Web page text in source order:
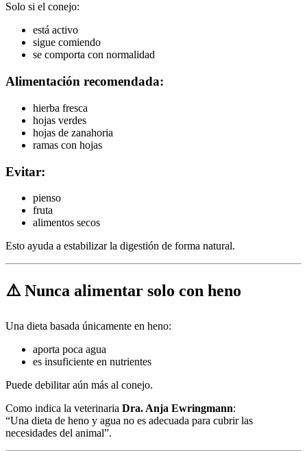
Solo si el conejo:
está activo
sigue comiendo
se comporta con normalidad
Alimentación recomendada:
hierba fresca
hojas verdes
hojas de zanahoria
ramas con hojas
Evitar:
pienso
fruta
alimentos secos
Esto ayuda a estabilizar la digestión de forma natural.
⚠️ Nunca alimentar solo con heno
Una dieta basada únicamente en heno:
aporta poca agua
es insuficiente en nutrientes
Puede debilitar aún más al conejo.
Como indica la veterinaria Dra. Anja Ewringmann:
“Una dieta de heno y agua no es adecuada para cubrir las
necesidades del animal”.